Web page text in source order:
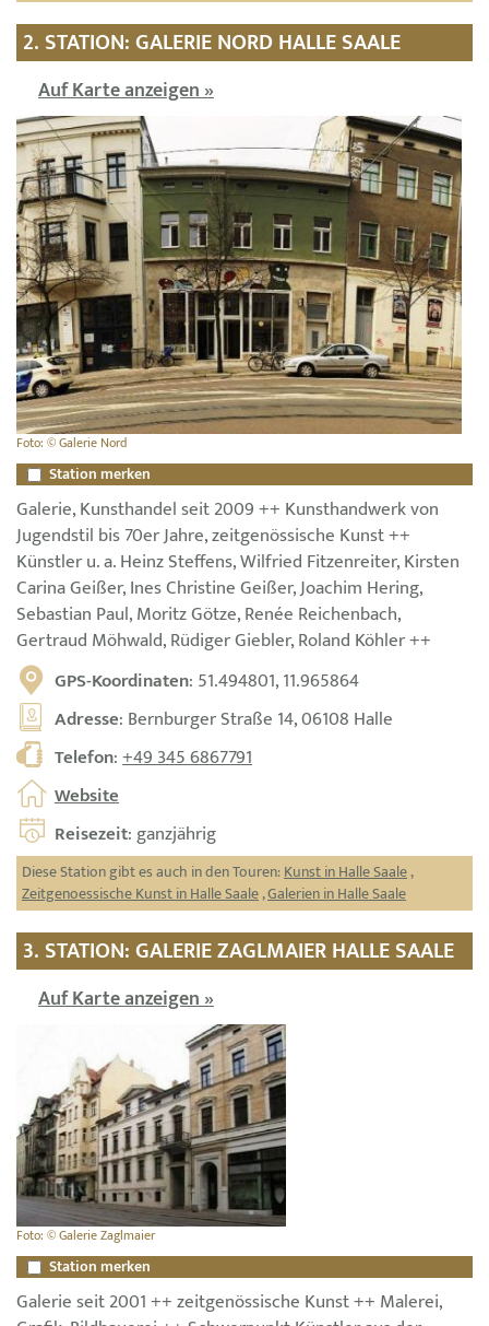
2. STATION: GALERIE NORD HALLE SAALE
Auf Karte anzeigen »
Foto: © Galerie Nord
Station merken
Galerie, Kunsthandel seit 2009 ++ Kunsthandwerk von
Jugendstil bis 70er Jahre, zeitgenössische Kunst ++
Künstler u. a. Heinz Steffens, Wilfried Fitzenreiter, Kirsten
Carina Geißer, Ines Christine Geißer, Joachim Hering,
Sebastian Paul, Moritz Götze, Renée Reichenbach,
Gertraud Möhwald, Rüdiger Giebler, Roland Köhler ++
GPS-Koordinaten: 51.494801, 11.965864
Adresse: Bernburger Straße 14, 06108 Halle
Telefon:+49 345 6867791
Website
Reisezeit: ganzjährig
Diese Station gibt es auch in den Touren:Kunst in Halle Saale,
Zeitgenoessische Kunst in Halle Saale,Galerien in Halle Saale
3. STATION: GALERIE ZAGLMAIER HALLE SAALE
Auf Karte anzeigen »
Foto: © Galerie Zaglmaier
Station merken
Galerie seit 2001 ++ zeitgenössische Kunst ++ Malerei,